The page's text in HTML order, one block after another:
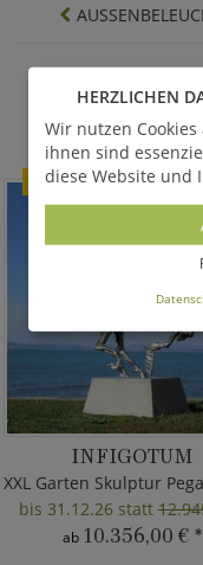
SALE
INFIGOTUM
bis 31.12.26 statt
ab 10.356,00 € *
HERZLICHEN
Wir nutzen
ihnen sind
diese Website und